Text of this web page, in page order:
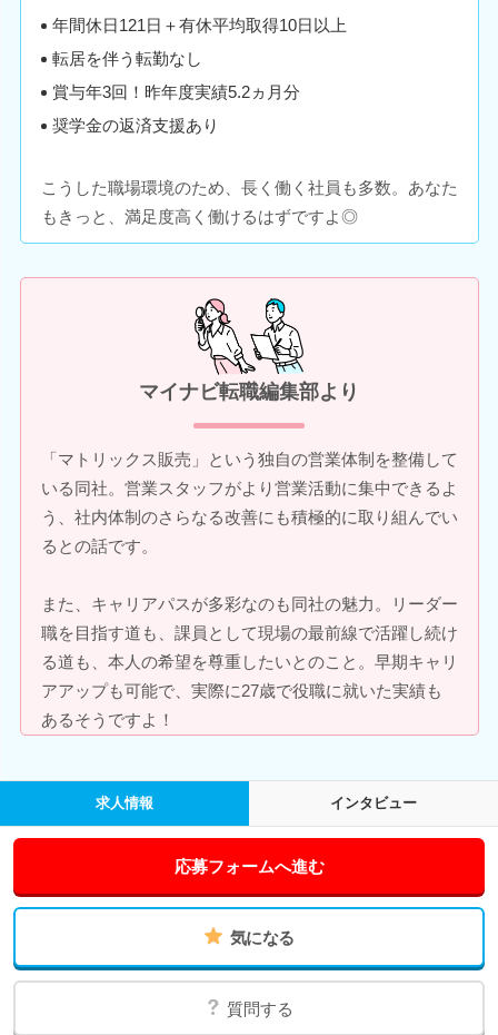
年間休日121日＋有休平均取得10日以上
転居を伴う転勤なし
賞与年3回！昨年度実績5.2ヵ月分
奨学金の返済支援あり
こうした職場環境のため、長く働く社員も多数。あなた
もきっと、満足度高く働けるはずですよ◎
マイナビ転職編集部より
「マトリックス販売」という独自の営業体制を整備して
いる同社。営業スタッフがより営業活動に集中できるよ
う、社内体制のさらなる改善にも積極的に取り組んでい
るとの話です。
また、キャリアパスが多彩なのも同社の魅力。リーダー
職を目指す道も、課員として現場の最前線で活躍し続け
る道も、本人の希望を尊重したいとのこと。早期キャリ
アアップも可能で、実際に27歳で役職に就いた実績も
あるそうですよ！
求人情報 インタビュー
応募フォームへ進む
気になる
質問する